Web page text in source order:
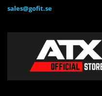
sales@gofit.se